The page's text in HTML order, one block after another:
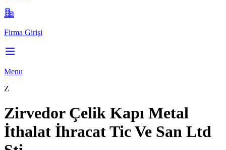
Firma Girişi
Menu
Z
Zirvedor Çelik Kapı Metal
İthalat İhracat Tic Ve San Ltd